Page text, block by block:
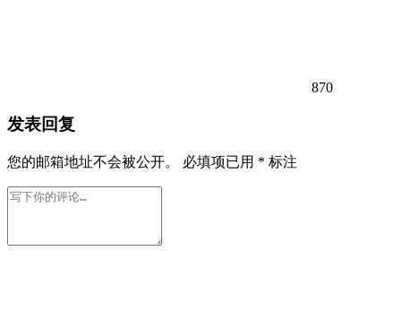
870
发表回复
您的邮箱地址不会被公开。 必填项已用 * 标注